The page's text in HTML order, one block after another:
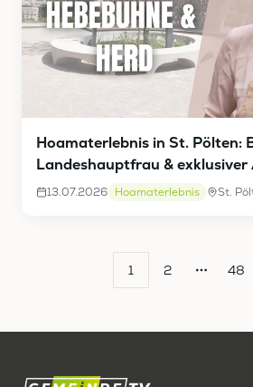
Hoamaterlebnis in St. Pölten:
Landeshauptfrau & exklusiver
13.07.2026 Hoamaterlebnis St.
1 2 More
48